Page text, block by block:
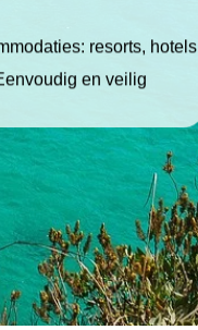
resorts, hotels
en veilig